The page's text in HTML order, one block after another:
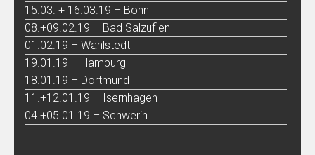
15.03. + 16.03.19 – Bonn
08.+09.02.19 – Bad Salzuflen
01.02.19 – Wahlstedt
19.01.19 – Hamburg
18.01.19 – Dortmund
11.+12.01.19 – Isernhagen
04.+05.01.19 – Schwerin